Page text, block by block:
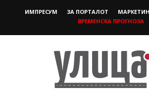
ИМПРЕСУМ ЗА ПОРТАЛОТ
ВРЕМЕНСКА ПРОГНОЗА